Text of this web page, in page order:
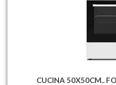
CUCINA 50X50CM..